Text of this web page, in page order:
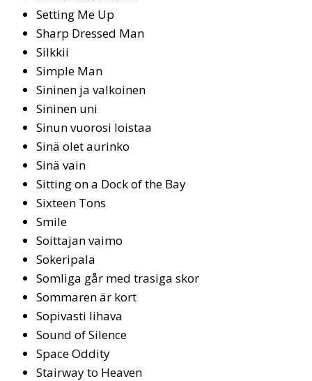
Setting Me Up
Sharp Dressed Man
Silk­kii
Simp­le Man
Si­ni­nen ja val­koi­nen
Si­ni­nen uni
Si­nun vuo­ro­si lois­taa
Si­nä olet au­rin­ko
Si­nä vain
Sit­ting on a Dock of the Bay
Sixteen Tons
Smile
Soit­ta­jan vai­mo
So­ke­ri­pa­la
Som­li­ga går med tra­si­ga skor
Som­ma­ren är kort
Sopivasti lihava
Sound of Silence
Space Oddity
Stair­way to Hea­ven